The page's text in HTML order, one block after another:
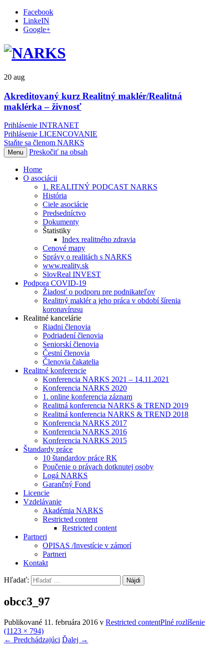
Facebook
LinkeIN
Google+
20 aug
Akreditovaný kurz Realitný maklér/Realitná
maklérka – živnosť
Prihlásenie INTRANET
Prihlásenie LICENCOVANIE
Staňte sa členom NARKS
Menu Preskočiť na obsah
Home
O asociácii
1. REALITNÝ PODCAST NARKS
História
Ciele asociácie
Predsedníctvo
Dokumenty
Štatistiky
Index realitného zdravia
Cenové mapy
Správy o realitách s NARKS
www.reality.sk
SlovReal INVEST
Podpora COVID-19
Žiadosť o podporu pre podnikateľov
Realitný maklér a jeho práca v období šírenia
koronavírusu
Realitné kancelárie
Riadni členovia
Podriadení členovia
Seniorskí členovia
Čestní členovia
Členovia čakatelia
Realitné konferencie
Konferencia NARKS 2021 – 14.11.2021
Konferencia NARKS 2020
1. online konferencia záznam
Realitná konferencia NARKS & TREND 2019
Realitná konferencia NARKS & TREND 2018
Konferencia NARKS 2017
Konferencia NARKS 2016
Konferencia NARKS 2015
Štandardy práce
10 štandardov práce RK
Poučenie o právach dotknutej osoby
Logá NARKS
Garančný Fond
Licencie
Vzdelávanie
Akadémia NARKS
Restricted content
Restricted content
Partneri
OPISAS /Investície v zámorí
Partneri
Kontakt
Hľadať:
obcc3_97
Publikované 11. februára 2016 v Restricted contentPlné rozlíšenie
(1123 × 794)
← Predchádzajúci Ďalej →